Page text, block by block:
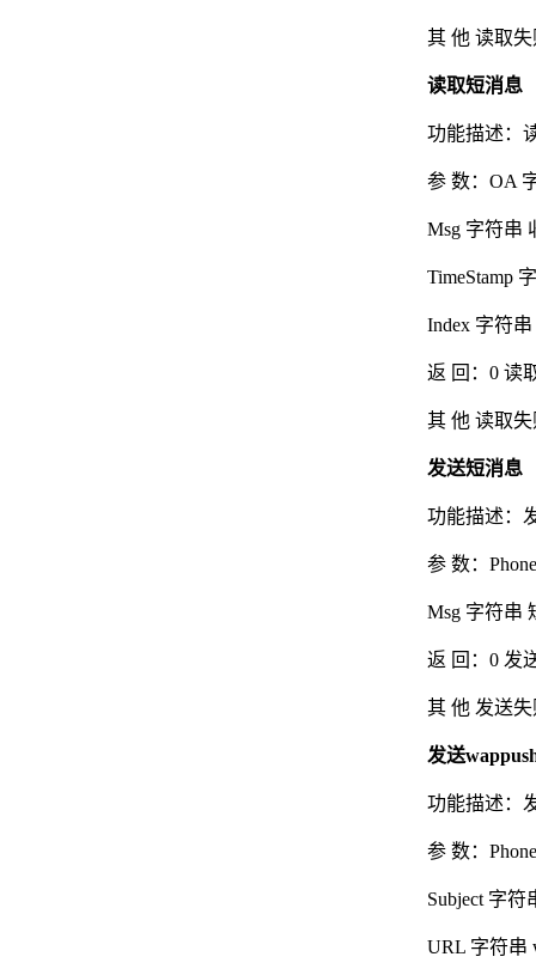
其 他 读取失
读取短消息
功能描述：
参 数：OA
Msg 字符串
TimeStamp
Index 字符
返 回：0 读
其 他 读取失
发送短消息
功能描述：
参 数：
Msg 字符串
返 回：0 发
其 他 发送失
发送
功能描述：
参 数：
Subject 字符
URL 字符串